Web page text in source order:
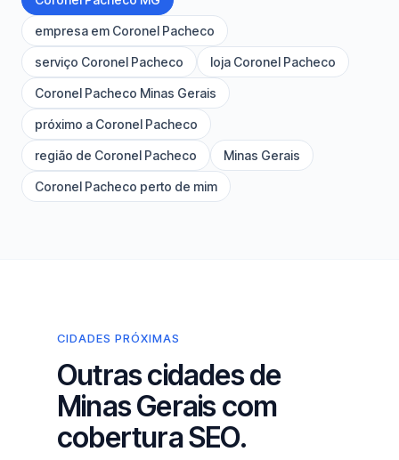
empresa em Coronel Pacheco
serviço Coronel Pacheco loja Coronel Pacheco
Coronel Pacheco Minas Gerais
próximo a Coronel Pacheco
região de Coronel Pacheco Minas Gerais
Coronel Pacheco perto de mim
CIDADES PRÓXIMAS
Outras cidades de
Minas Gerais com
cobertura SEO.